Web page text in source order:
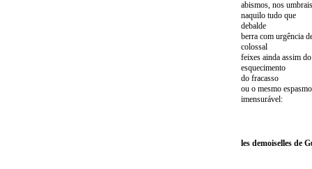
abismos, nos
naquilo tudo que
debalde
berra com urgência
colossal
feixes ainda assim do
esquecimento
do fracasso
ou o mesmo
imensurável:
les demoiselles de